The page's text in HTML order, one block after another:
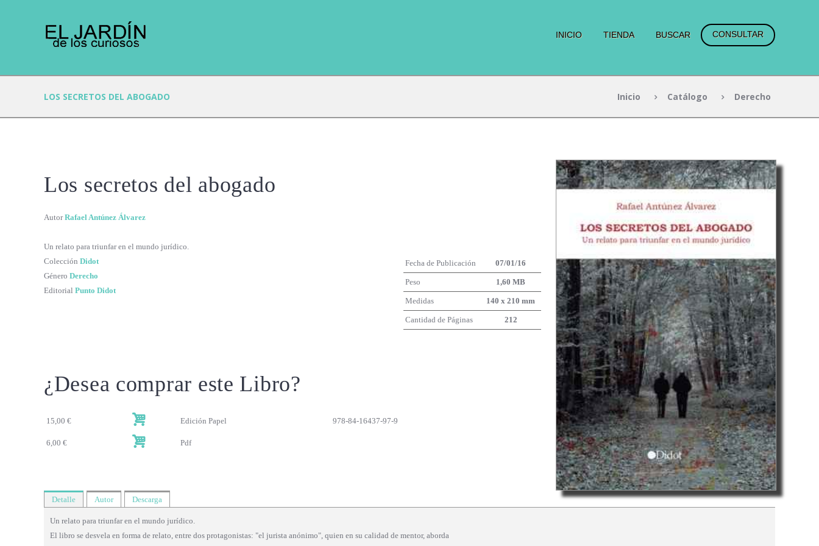
INICIO TIENDA BUSCAR CONSULTAR
LOS SECRETOS DEL ABOGADO Inicio Catálogo Derecho
Los secretos del abogado
AutorRafael Antúnez Álvarez
Un relato para triunfar en el mundo jurídico.
Colección Didot
Género Derecho
Editorial Punto Didot
Fecha de Publicación 07/01/16
Peso 1,60 MB
Medidas 140 x 210 mm
Cantidad de Páginas 212
¿Desea comprar este Libro?
15,00 € Edición Papel 978-84-16437-97-9
6,00 € Pdf
Detalle Autor Descarga
Un relato para triunfar en el mundo jurídico.
El libro se desvela en forma de relato, entre dos protagonistas: "el jurista anónimo", quien en su calidad de mentor, aborda